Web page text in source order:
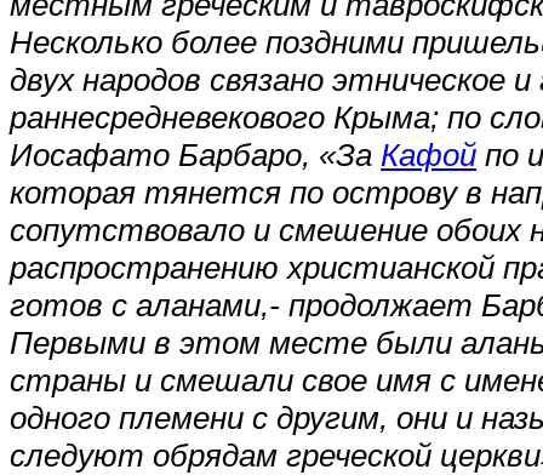
Несколько более поздними
двух народов связано этническое
раннесредневекового Крыма; по
Иосафато Барбаро, «За Кафой по
которая тянется по острову в
сопутствовало и смешение обоих
распространению христианской
готов с аланами,- продолжает
Первыми в этом месте были
страны и смешали свое имя с
одного племени с другим, они и
следуют обрядам греческой